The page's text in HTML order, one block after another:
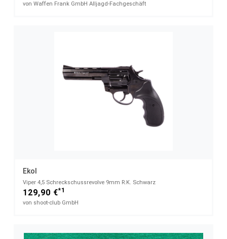
von Waffen Frank GmbH Alljagd-Fachgeschäft
Ekol
Viper 4,5 Schreckschussrevolve 9mm R.K. Schwarz
129,90 €*1
von shoot-club GmbH